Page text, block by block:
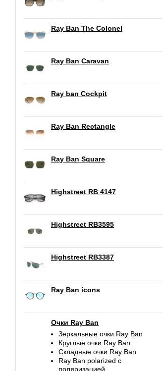
Ray Ban The Colonel
Ray Ban Caravan
Ray ban Cockpit
Ray Ban Rectangle
Ray Ban Square
Highstreet RB 4147
Highstreet RB3595
Highstreet RB3387
Ray Ban icons
Очки Ray Ban
Зеркальные очки Ray Ban
Круглые очки Ray Ban
Складные очки Ray Ban
Ray Ban polarized c
поляризацией